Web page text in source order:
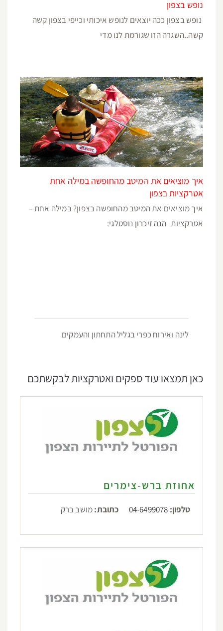
נופש בצפון
נופש בצפון ככה יוצאים לנופש איכותי וכייפי בצפון קשה
קשה..השגרה הזו שגורמת לנו מדי
איך מוציאים את המיטב מהחופשה במילה אחת
אטרקציות בצפון
איך מוציאים את המיטב מהחופשה בצפון? במילה אחת –
אטרקציות הנה זיכרון נוסטלגי:
לינה ואירוח כפרי בגליל התחתון והעמקים
כאן תמצאו עוד ספקים ואטרקציות לבקשתכם
אחוזת ברש-צימרים
טלפון: 04-6499078 כתובת:מושב ברק